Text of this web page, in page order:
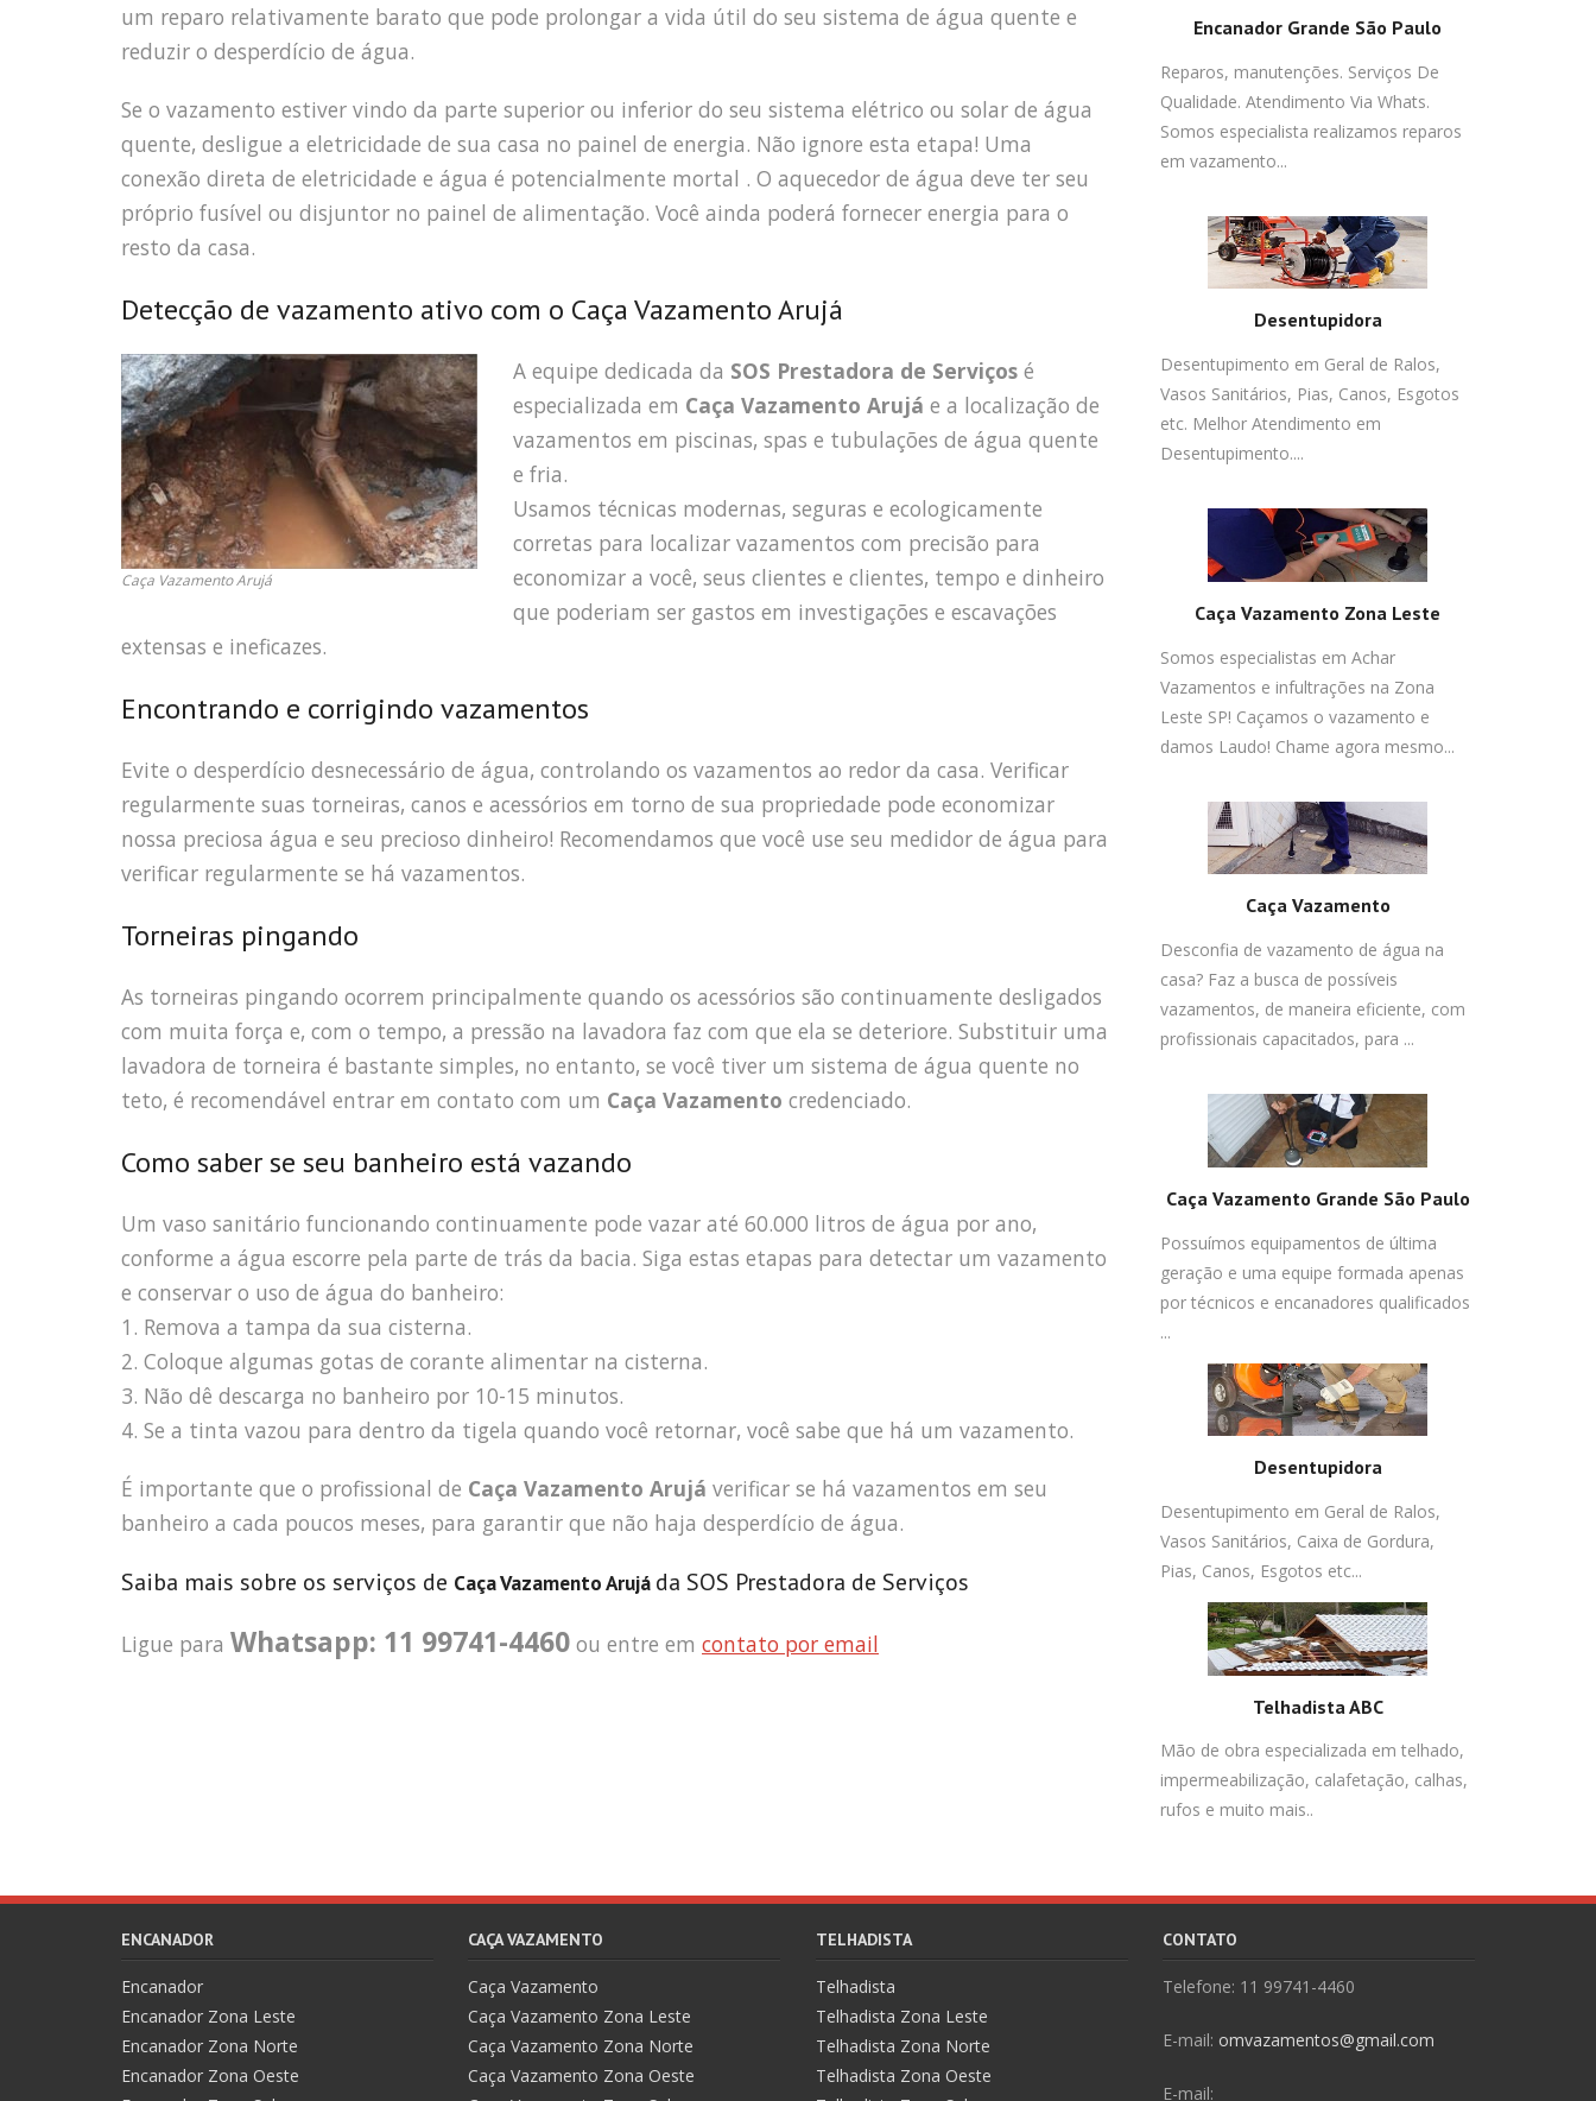
um reparo relativamente barato que pode prolongar a vida útil do seu sistema de água quente e
reduzir o desperdício de água.
Se o vazamento estiver vindo da parte superior ou inferior do seu sistema elétrico ou solar de água
quente, desligue a eletricidade de sua casa no painel de energia. Não ignore esta etapa! Uma
conexão direta de eletricidade e água é potencialmente mortal . O aquecedor de água deve ter seu
próprio fusível ou disjuntor no painel de alimentação. Você ainda poderá fornecer energia para o
resto da casa.
Detecção de vazamento ativo com o Caça Vazamento Arujá
Caça Vazamento Arujá
A equipe dedicada da SOS Prestadora de Serviços é
especializada em Caça Vazamento Arujá e a localização de
vazamentos em piscinas, spas e tubulações de água quente
e fria.
Usamos técnicas modernas, seguras e ecologicamente
corretas para localizar vazamentos com precisão para
economizar a você, seus clientes e clientes, tempo e dinheiro
que poderiam ser gastos em investigações e escavações
extensas e ineficazes.
Encontrando e corrigindo vazamentos
Evite o desperdício desnecessário de água, controlando os vazamentos ao redor da casa. Verificar
regularmente suas torneiras, canos e acessórios em torno de sua propriedade pode economizar
nossa preciosa água e seu precioso dinheiro! Recomendamos que você use seu medidor de água para
verificar regularmente se há vazamentos.
Torneiras pingando
As torneiras pingando ocorrem principalmente quando os acessórios são continuamente desligados
com muita força e, com o tempo, a pressão na lavadora faz com que ela se deteriore. Substituir uma
lavadora de torneira é bastante simples, no entanto, se você tiver um sistema de água quente no
teto, é recomendável entrar em contato com um Caça Vazamento credenciado.
Como saber se seu banheiro está vazando
Um vaso sanitário funcionando continuamente pode vazar até 60.000 litros de água por ano,
conforme a água escorre pela parte de trás da bacia. Siga estas etapas para detectar um vazamento
e conservar o uso de água do banheiro:
1. Remova a tampa da sua cisterna.
2. Coloque algumas gotas de corante alimentar na cisterna.
3. Não dê descarga no banheiro por 10-15 minutos.
4. Se a tinta vazou para dentro da tigela quando você retornar, você sabe que há um vazamento.
É importante que o profissional de Caça Vazamento Arujá verificar se há vazamentos em seu
banheiro a cada poucos meses, para garantir que não haja desperdício de água.
Saiba mais sobre os serviços de Caça Vazamento Arujá da SOS Prestadora de Serviços
Ligue para Whatsapp: 11 99741-4460 ou entre em contato por email
Encanador Grande São Paulo
Reparos, manutenções. Serviços De
Qualidade. Atendimento Via Whats.
Somos especialista realizamos reparos
em vazamento...
Desentupidora
Desentupimento em Geral de Ralos,
Vasos Sanitários, Pias, Canos, Esgotos
etc. Melhor Atendimento em
Desentupimento....
Caça Vazamento Zona Leste
Somos especialistas em Achar
Vazamentos e infultrações na Zona
Leste SP! Caçamos o vazamento e
damos Laudo! Chame agora mesmo...
Caça Vazamento
Desconfia de vazamento de água na
casa? Faz a busca de possíveis
vazamentos, de maneira eficiente, com
profissionais capacitados, para ...
Caça Vazamento Grande São Paulo
Possuímos equipamentos de última
geração e uma equipe formada apenas
por técnicos e encanadores qualificados
...
Desentupidora
Desentupimento em Geral de Ralos,
Vasos Sanitários, Caixa de Gordura,
Pias, Canos, Esgotos etc...
Telhadista ABC
Mão de obra especializada em telhado,
impermeabilização, calafetação, calhas,
rufos e muito mais..
ENCANADOR
Encanador
Encanador Zona Leste
Encanador Zona Norte
Encanador Zona Oeste
CAÇA VAZAMENTO
Caça Vazamento
Caça Vazamento Zona Leste
Caça Vazamento Zona Norte
Caça Vazamento Zona Oeste
TELHADISTA
Telhadista
Telhadista Zona Leste
Telhadista Zona Norte
Telhadista Zona Oeste
CONTATO
Telefone: 11 99741-4460
E-mail: omvazamentos@gmail.com
E-mail: